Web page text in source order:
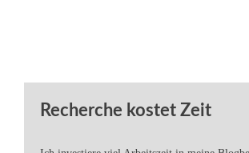
Recherche kostet Zeit